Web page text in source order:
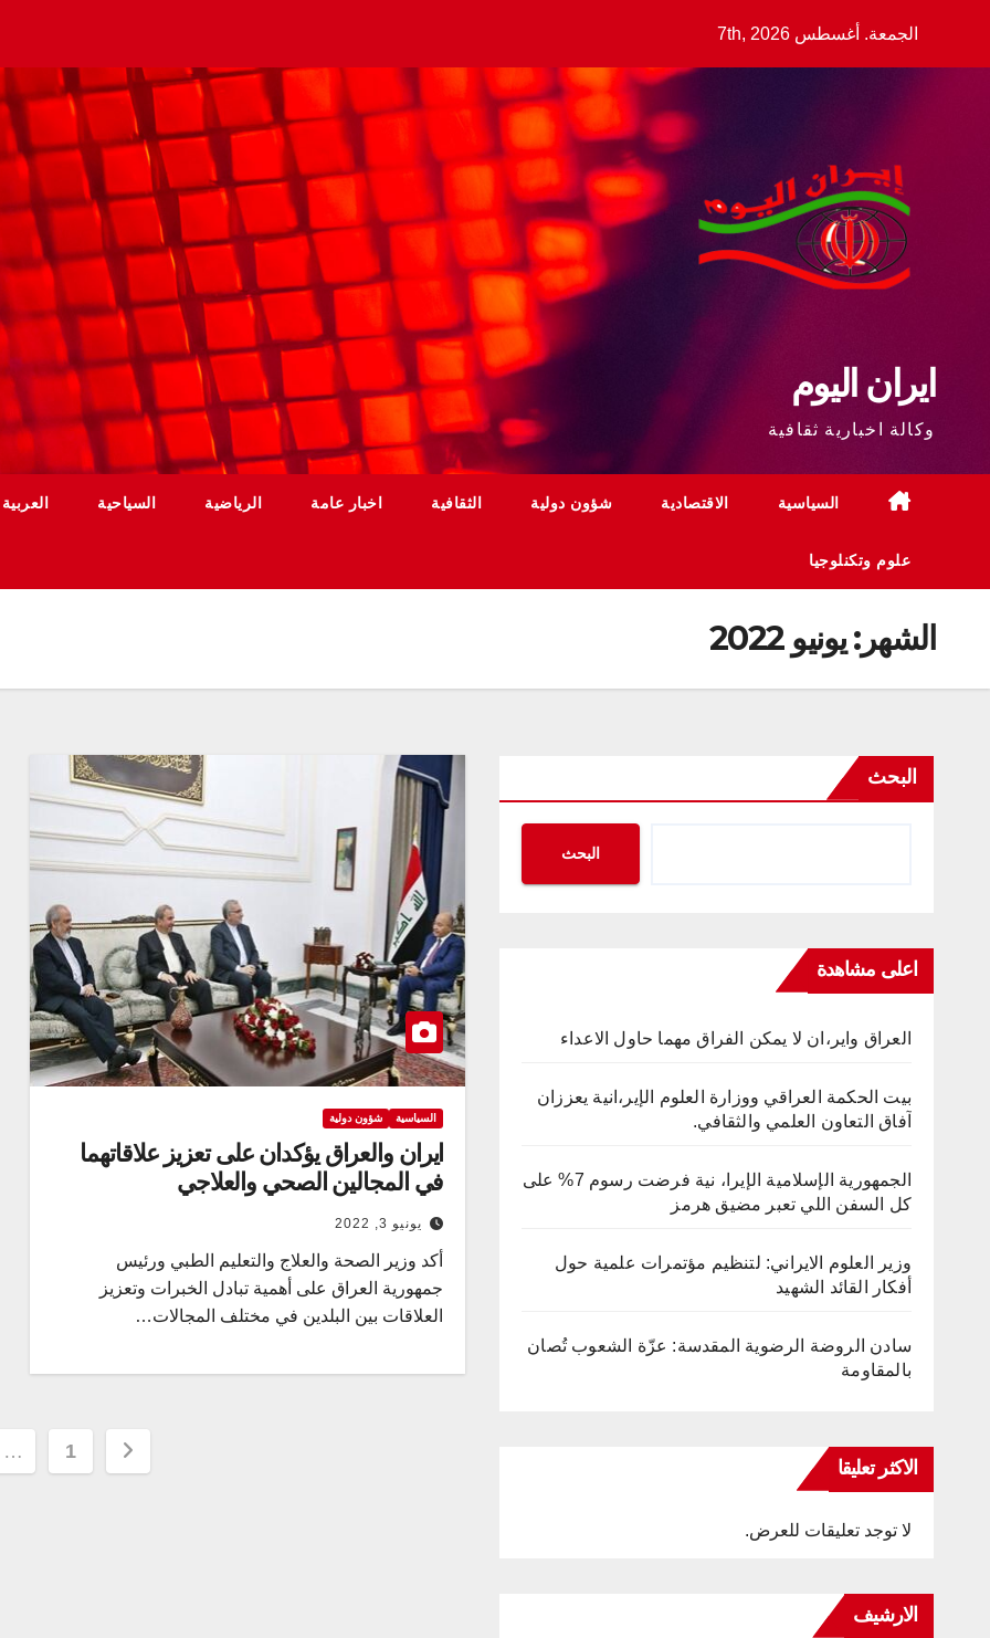
الجمعة. أغسطس 7th, 2026
ايران اليوم
وكالة اخبارية ثقافية
السياسية الاقتصادية شؤون دولية الثقافية اخبار عامة الرياضية السياحية العربية
علوم وتكنلوجيا
الشهر:يونيو 2022
البحث
البحث
اعلى مشاهدة
العراق واير،ان لا يمكن الفراق مهما حاول الاعداء
بيت الحكمة العراقي ووزارة العلوم الإير،انية يعززان
آفاق التعاون العلمي والثقافي.
الجمهورية الإسلامية الإيرا، نية فرضت رسوم 7% على
كل السفن اللي تعبر مضيق هرمز
وزير العلوم الايراني: لتنظيم مؤتمرات علمية حول
أفكار القائد الشهيد
سادن الروضة الرضوية المقدسة: عزّة الشعوب تُصان
بالمقاومة
الاكثر تعليقا
لا توجد تعليقات للعرض.
الارشيف
السياسية شؤون دولية
ایران والعراق یؤكدان على تعزيز علاقاتهما
في المجالين الصحي والعلاجي
يونيو 3, 2022
أكد وزير الصحة والعلاج والتعليم الطبي ورئيس
جمهورية العراق على أهمية تبادل الخبرات وتعزيز
العلاقات بين البلدين في مختلف المجالات…
تعدد
1
…